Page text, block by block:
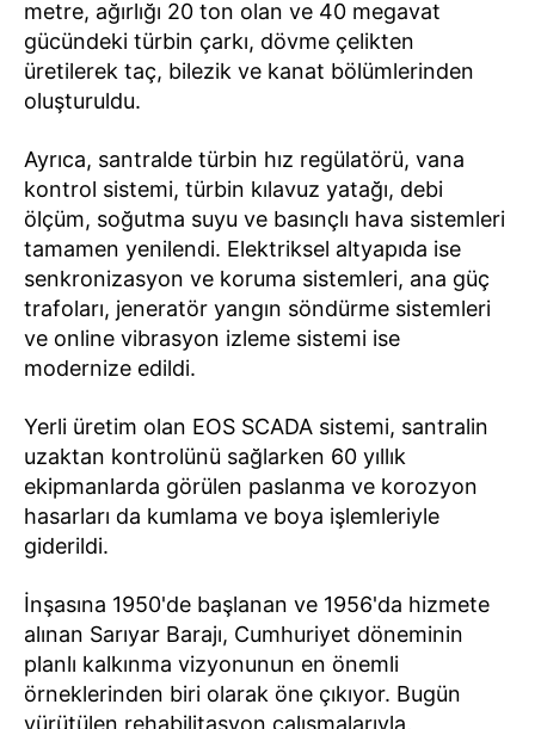
metre, ağırlığı 20 ton olan ve 40 megavat
gücündeki türbin çarkı, dövme çelikten
üretilerek taç, bilezik ve kanat bölümlerinden
oluşturuldu.
Ayrıca, santralde türbin hız regülatörü, vana
kontrol sistemi, türbin kılavuz yatağı, debi
ölçüm, soğutma suyu ve basınçlı hava sistemleri
tamamen yenilendi. Elektriksel altyapıda ise
senkronizasyon ve koruma sistemleri, ana güç
trafoları, jeneratör yangın söndürme sistemleri
ve online vibrasyon izleme sistemi ise
modernize edildi.
Yerli üretim olan EOS SCADA sistemi, santralin
uzaktan kontrolünü sağlarken 60 yıllık
ekipmanlarda görülen paslanma ve korozyon
hasarları da kumlama ve boya işlemleriyle
giderildi.
İnşasına 1950'de başlanan ve 1956'da hizmete
alınan Sarıyar Barajı, Cumhuriyet döneminin
planlı kalkınma vizyonunun en önemli
örneklerinden biri olarak öne çıkıyor. Bugün
yürütülen rehabilitasyon çalışmalarıyla,